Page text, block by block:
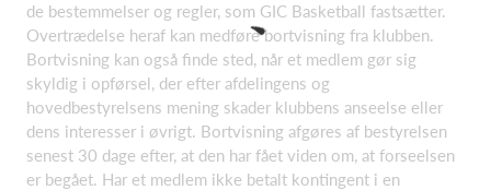
de bestemmelser og regler, som GIC Basketball fastsætter.
Overtrædelse heraf kan medføre bortvisning fra klubben.
Bortvisning kan også finde sted, når et medlem gør sig
skyldig i opførsel, der efter afdelingens og
hovedbestyrelsens mening skader klubbens anseelse eller
dens interesser i øvrigt. Bortvisning afgøres af bestyrelsen
senest 30 dage efter, at den har fået viden om, at forseelsen
er begået. Har et medlem ikke betalt kontingent i en